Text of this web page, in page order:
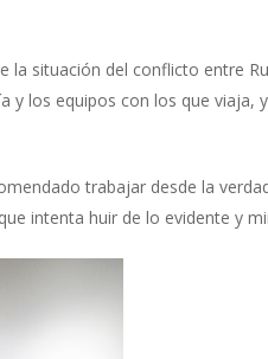
situación del conflicto entre
los equipos con los que viaja,
trabajar desde la
intenta huir de lo evidente y